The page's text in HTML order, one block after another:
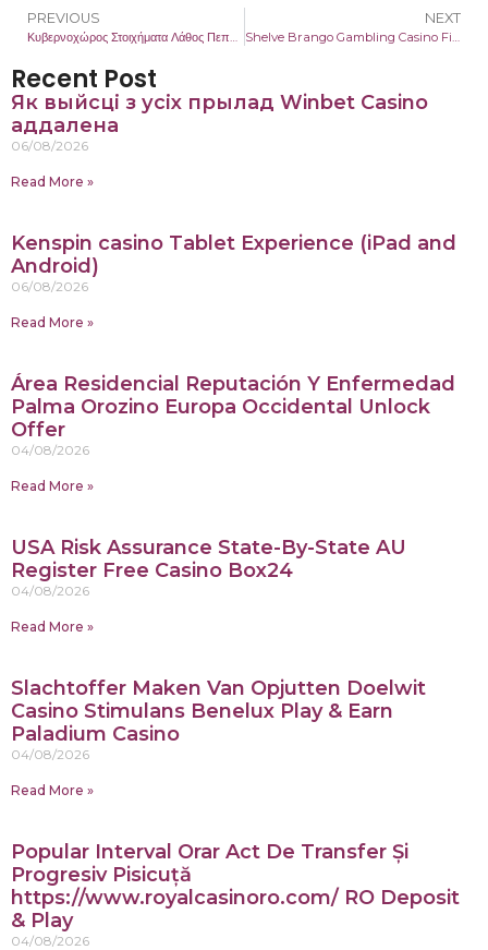
PREVIOUS NEXT
Recent Post
Як выйсці з усіх прылад Winbet Casino
аддалена
06/08/2026
Read More »
Kenspin casino Tablet Experience (iPad and
Android)
06/08/2026
Read More »
Área Residencial Reputación Y Enfermedad
Palma Orozino Europa Occidental Unlock
Offer
04/08/2026
Read More »
USA Risk Assurance State-By-State AU
Register Free Casino Box24
04/08/2026
Read More »
Slachtoffer Maken Van Opjutten Doelwit
Casino Stimulans Benelux Play & Earn
Paladium Casino
04/08/2026
Read More »
Popular Interval Orar Act De Transfer Și
Progresiv Pisicuță
https://www.royalcasinoro.com/ RO Deposit
& Play
04/08/2026